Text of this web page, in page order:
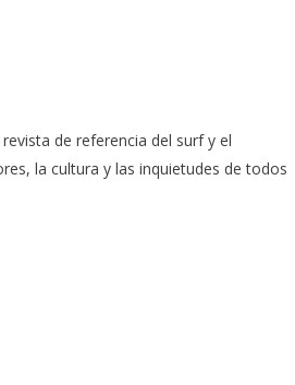
de referencia del surf y el
la cultura y las inquietudes de todos